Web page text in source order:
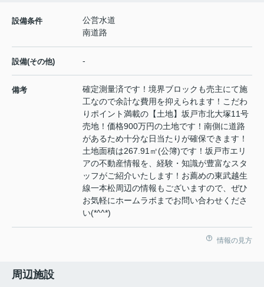
設備条件
公営水道
南道路
設備(その他) -
備考
確定測量済です！境界ブロックも売主にて施
工なので余計な費用を抑えられます！こだわ
りポイント満載の【土地】坂戸市北大塚11号
売地！価格900万円の土地です！南側に道路
があるため十分な日当たりが確保できます！
土地面積は267.91㎡(公簿)です！坂戸市エリ
アの不動産情報を、経験・知識が豊富なスタ
ッフがご紹介いたします！お薦めの東武越生
線一本松周辺の情報もございますので、ぜひ
お気軽にホームラボまでお問い合わせくださ
い(*^^*)
情報の見方
周辺施設